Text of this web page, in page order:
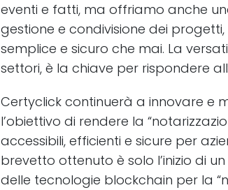
eventi e fatti, ma offriamo anche
gestione e condivisione dei
semplice e sicuro che mai. La
settori, è la chiave per rispondere
Certyclick continuerà a innovare e
l’obiettivo di rendere la
accessibili, efficienti e sicure per
brevetto ottenuto è solo l’inizio di
delle tecnologie blockchain per la